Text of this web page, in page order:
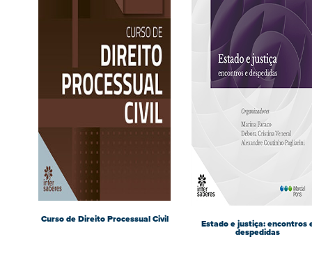
Curso de Direito Processual Civil Estado e justiça: encontros
despedidas